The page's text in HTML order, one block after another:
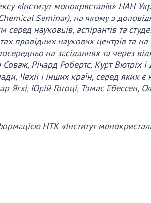
«Інститут монокристалів» НАН
Seminar), на якому з
науковців, аспірантів та
провідних наукових центрів та на
на засіданнях та через
Річард Робертс, Курт Вютріх
Чехії і інших країн, серед яких є
Ягхі, Юрій Гогоці, Томас Ебессен,
НТК «Інститут